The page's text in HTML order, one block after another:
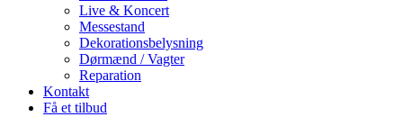
Live & Koncert
Messestand
Dekorationsbelysning
Dørmænd / Vagter
Reparation
Kontakt
Få et tilbud